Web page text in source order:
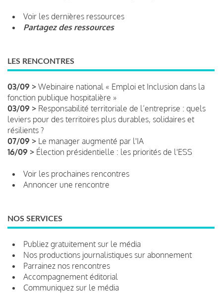
Voir les dernières ressources
Partagez des ressources
LES RENCONTRES
03/09 > Webinaire national « Emploi et Inclusion dans la
fonction publique hospitalière »
03/09 > Responsabilité territoriale de l’entreprise : quels
leviers pour des territoires plus durables, solidaires et
résilients ?
07/09 > Le manager augmenté par l'IA
16/09 > Élection présidentielle : les priorités de l'ESS
Voir les prochaines rencontres
Annoncer une rencontre
NOS SERVICES
Publiez gratuitement sur le média
Nos productions journalistiques sur abonnement
Parrainez nos rencontres
Accompagnement éditorial
Communiquez sur le média